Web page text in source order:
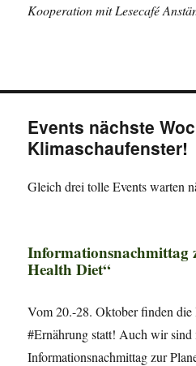
Kooperation mit Lesecafé
Events nächste
Klimaschaufenster!
Gleich drei tolle Events warten
Informationsnachmittag
Health Diet“
Vom 20.-28. Oktober finden die
#Ernährung statt! Auch wir sind
Informationsnachmittag zur